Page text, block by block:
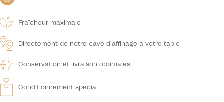
Fraîcheur maximale
Directement de notre cave d'affinage à votre table
Conservation et livraison optimales
Conditionnement spécial